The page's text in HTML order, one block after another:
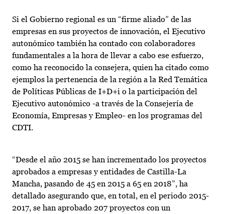
Si el Gobierno regional es un “firme aliado” de las
empresas en sus proyectos de innovación, el Ejecutivo
autonómico también ha contado con colaboradores
fundamentales a la hora de llevar a cabo ese esfuerzo,
como ha reconocido la consejera, quien ha citado como
ejemplos la pertenencia de la región a la Red Temática
de Políticas Públicas de I+D+i o la participación del
Ejecutivo autonómico -a través de la Consejería de
Economía, Empresas y Empleo- en los programas del
CDTI.
“Desde el año 2015 se han incrementado los proyectos
aprobados a empresas y entidades de Castilla-La
Mancha, pasando de 45 en 2015 a 65 en 2018”, ha
detallado asegurando que, en total, en el periodo 2015-
2017, se han aprobado 207 proyectos con un